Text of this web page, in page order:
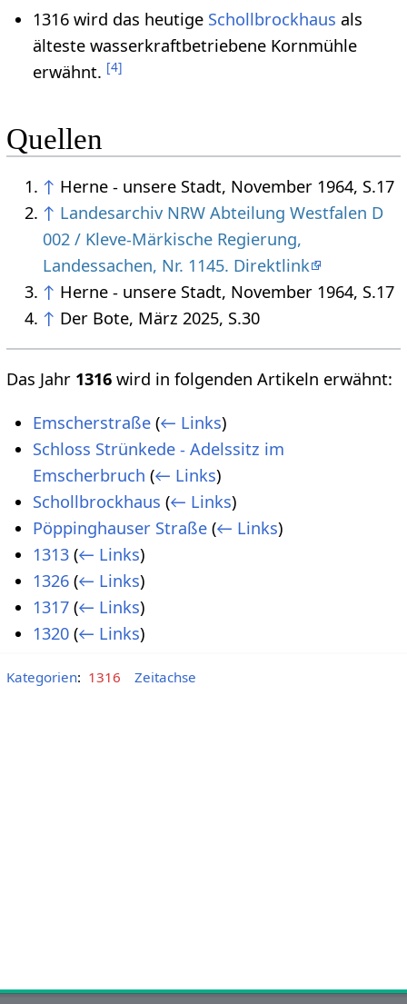
1316 wird das heutige Schollbrockhaus als
älteste wasserkraftbetriebene Kornmühle
erwähnt. [4]
Quellen
↑ Herne - unsere Stadt, November 1964, S.17
↑ Landesarchiv NRW Abteilung Westfalen D
002 / Kleve-Märkische Regierung,
Landessachen, Nr. 1145. Direktlink
↑ Herne - unsere Stadt, November 1964, S.17
↑ Der Bote, März 2025, S.30
Das Jahr 1316wird in folgenden Artikeln erwähnt:
Emscherstraße (← Links)
Schloss Strünkede - Adelssitz im
Emscherbruch (← Links)
Schollbrockhaus (← Links)
Pöppinghauser Straße (← Links)
1313 (← Links)
1326 (← Links)
1317 (← Links)
1320 (← Links)
Kategorien: 1316 Zeitachse